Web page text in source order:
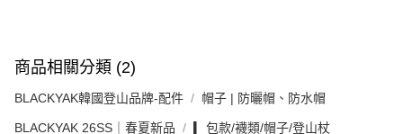
商品相關分類 (2)
BLACKYAK韓國登山品牌-配件 帽子 | 防曬帽、防水帽
BLACKYAK 26SS｜春夏新品 ▎包款/襪類/帽子/登山杖